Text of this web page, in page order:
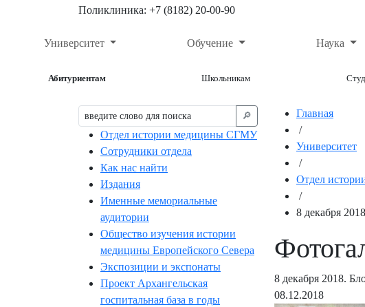
Поликлиника: +7 (8182) 20-00-90
Университет Обучение Наука
Абитуриентам Школьникам
🔎︎
Отдел истории медицины СГМУ
Сотрудники отдела
Как нас найти
Издания
Именные мемориальные
аудитории
Общество изучения истории
медицины Европейского Севера
Экспозиции и экспонаты
Проект Архангельская
госпитальная база в годы
Главная
/
Университет
/
Отдел
/
8 декабря
8 декабря 2018.
08.12.2018